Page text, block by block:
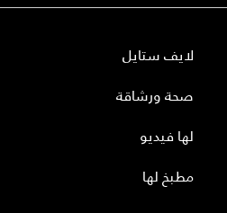
لايف ستايل
صحة ورشاقة
لها فيديو
مطبخ لها